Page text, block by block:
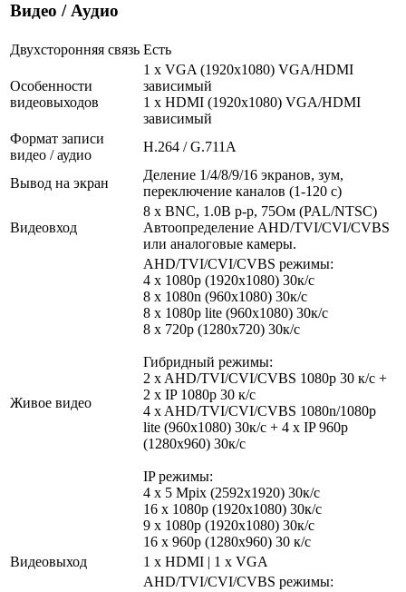
Видео / Аудио
Двухсторонняя связь Есть
Особенности
видеовыходов
1 x VGA (1920x1080) VGA/HDMI
зависимый
1 x HDMI (1920x1080) VGA/HDMI
зависимый
Формат записи
видео / аудио
H.264 / G.711A
Вывод на экран
Деление 1/4/8/9/16 экранов, зум,
переключение каналов (1-120 с)
Видеовход
8 x BNC, 1.0В p-p, 75Ом (PAL/NTSC)
Автоопределение AHD/TVI/CVI/CVBS
или аналоговые камеры.
Живое видео
AHD/TVI/CVI/CVBS режимы:
4 x 1080p (1920x1080) 30к/с
8 x 1080n (960x1080) 30к/c
8 x 1080p lite (960x1080) 30к/c
8 x 720p (1280x720) 30к/c
Гибридный режимы:
2 x AHD/TVI/CVI/CVBS 1080p 30 к/с +
2 x IP 1080p 30 к/с
4 x AHD/TVI/CVI/CVBS 1080n/1080p
lite (960x1080) 30к/с + 4 х IP 960p
(1280x960) 30к/c
IP режимы:
4 х 5 Mpix (2592х1920) 30к/с
16 х 1080p (1920x1080) 30к/c
9 х 1080p (1920x1080) 30к/c
16 x 960p (1280x960) 30 к/с
Видеовыход
1 x HDMI | 1 x VGA
AHD/TVI/CVI/CVBS режимы: